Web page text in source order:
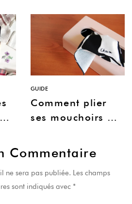
GUIDE
Comment plier
ses mouchoirs en
Commentaire
ne sera pas publiée. Les champs
sont indiqués avec *